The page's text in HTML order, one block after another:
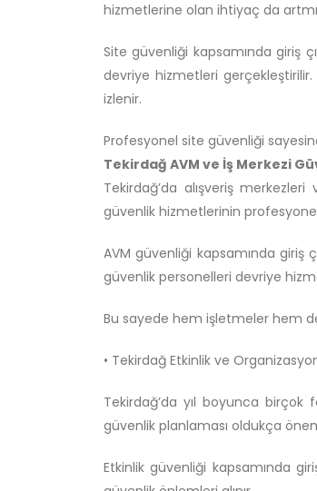
hizmetlerine olan ihtiyaç da
Site güvenliği kapsamında giriş
devriye hizmetleri
izlenir.
Profesyonel site güvenliği
Tekirdağ AVM ve İş Merkezi
Tekirdağ’da alışveriş
güvenlik hizmetlerinin
AVM güvenliği kapsamında giriş
güvenlik personelleri devriye
Bu sayede hem işletmeler hem
• Tekirdağ Etkinlik ve
Tekirdağ’da yıl boyunca
güvenlik planlaması oldukça
Etkinlik güvenliği kapsamında